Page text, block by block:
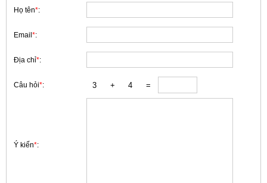
Họ tên*:
Email *:
Địa chỉ*:
Câu hỏi*:
Ý kiến*: